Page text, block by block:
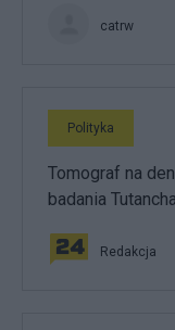
catrw
Polityka
Tomograf na
badania
Redakcja